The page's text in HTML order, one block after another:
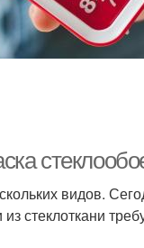
видов.
стеклоткани